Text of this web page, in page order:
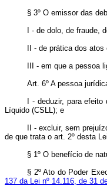
§ 3º O emissor das
I - de dolo, de fraude,
II - de prática dos
III - em que a pessoa
Art. 6º A pessoa
I - deduzir, para
Líquido (CSLL); e
II - excluir, sem
de que trata o art. 2º desta
§ 1º O benefício de
§ 2º Ato do Poder
137 da Lei nº 14.116, de 31